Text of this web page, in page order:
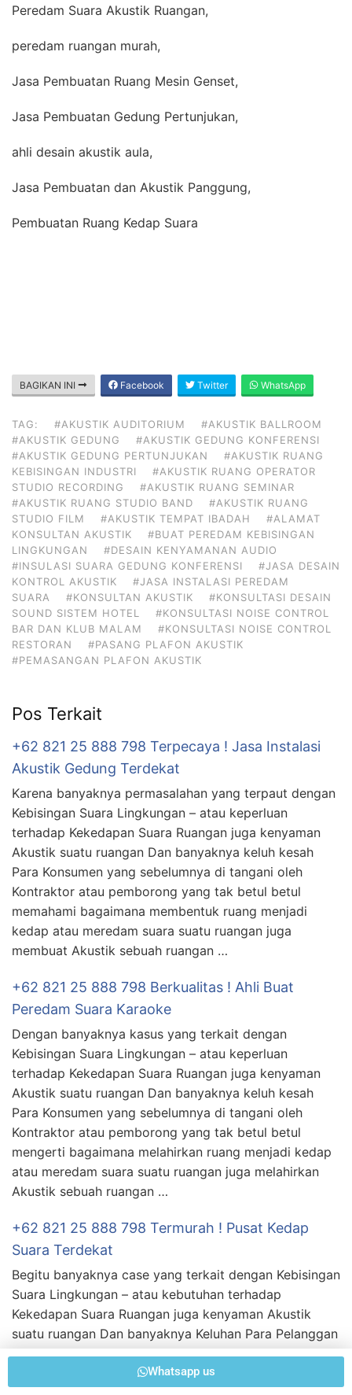
Peredam Suara Akustik Ruangan,
peredam ruangan murah,
Jasa Pembuatan Ruang Mesin Genset,
Jasa Pembuatan Gedung Pertunjukan,
ahli desain akustik aula,
Jasa Pembuatan dan Akustik Panggung,
Pembuatan Ruang Kedap Suara
BAGIKAN INI Facebook Twitter WhatsApp
TAG: #AKUSTIK AUDITORIUM
#AKUSTIK BALLROOM
#AKUSTIK GEDUNG
#AKUSTIK GEDUNG KONFERENSI
#AKUSTIK GEDUNG PERTUNJUKAN
#AKUSTIK RUANG
KEBISINGAN INDUSTRI
#AKUSTIK RUANG OPERATOR
STUDIO RECORDING
#AKUSTIK RUANG SEMINAR
#AKUSTIK RUANG STUDIO BAND
#AKUSTIK RUANG
STUDIO FILM
#AKUSTIK TEMPAT IBADAH
#ALAMAT
KONSULTAN AKUSTIK
#BUAT PEREDAM KEBISINGAN
LINGKUNGAN
#DESAIN KENYAMANAN AUDIO
#INSULASI SUARA GEDUNG KONFERENSI
#JASA DESAIN
KONTROL AKUSTIK
#JASA INSTALASI PEREDAM
SUARA
#KONSULTAN AKUSTIK
#KONSULTASI DESAIN
SOUND SISTEM HOTEL
#KONSULTASI NOISE CONTROL
BAR DAN KLUB MALAM
#KONSULTASI NOISE CONTROL
RESTORAN
#PASANG PLAFON AKUSTIK
#PEMASANGAN PLAFON AKUSTIK
Pos Terkait
+62 821 25 888 798 Terpecaya ! Jasa Instalasi
Akustik Gedung Terdekat
Karena banyaknya permasalahan yang terpaut dengan
Kebisingan Suara Lingkungan – atau keperluan
terhadap Kekedapan Suara Ruangan juga kenyaman
Akustik suatu ruangan Dan banyaknya keluh kesah
Para Konsumen yang sebelumnya di tangani oleh
Kontraktor atau pemborong yang tak betul betul
memahami bagaimana membentuk ruang menjadi
kedap atau meredam suara suatu ruangan juga
membuat Akustik sebuah ruangan …
+62 821 25 888 798 Berkualitas ! Ahli Buat
Peredam Suara Karaoke
Dengan banyaknya kasus yang terkait dengan
Kebisingan Suara Lingkungan – atau keperluan
terhadap Kekedapan Suara Ruangan juga kenyaman
Akustik suatu ruangan Dan banyaknya keluh kesah
Para Konsumen yang sebelumnya di tangani oleh
Kontraktor atau pemborong yang tak betul betul
mengerti bagaimana melahirkan ruang menjadi kedap
atau meredam suara suatu ruangan juga melahirkan
Akustik sebuah ruangan …
+62 821 25 888 798 Termurah ! Pusat Kedap
Suara Terdekat
Begitu banyaknya case yang terkait dengan Kebisingan
Suara Lingkungan – atau kebutuhan terhadap
Kekedapan Suara Ruangan juga kenyaman Akustik
suatu ruangan Dan banyaknya Keluhan Para Pelanggan
yang sebelumnya di tangani oleh Kontraktor atau
pemborong yang tidak betul betul menguasai
Whatsapp us